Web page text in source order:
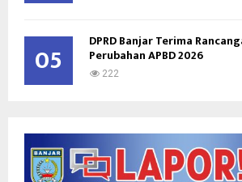
05 DPRD Banjar Terima
Perubahan APBD 2026
222